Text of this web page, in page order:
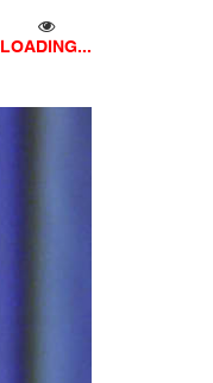
LOADING...